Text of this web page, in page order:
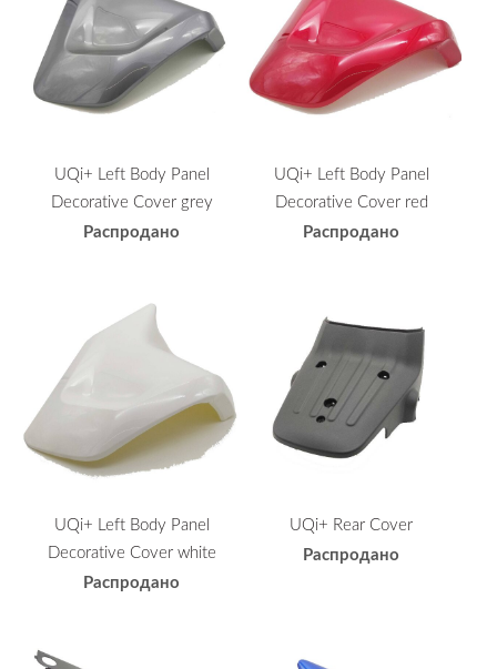
UQi+ Left Body Panel
Decorative Cover grey
Распродано
UQi+ Left Body Panel
Decorative Cover red
Распродано
UQi+ Left Body Panel
Decorative Cover white
Распродано
UQi+ Rear Cover
Распродано